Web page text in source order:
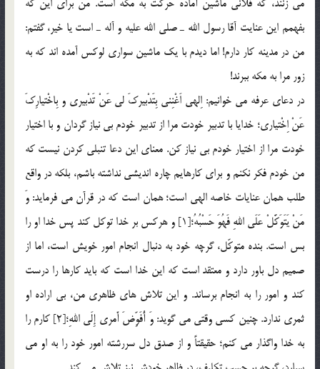
مي زنند، كه فلاني ماشين آماده حركت به مكه است. من براي اين كه
بفهمم اين عنايت آقا رسول الله ـ صلي الله عليه و آله ـ است يا خير، گفتم:
من در مدينه كار دارم! اما ديدم با يك ماشين سواري لوكس آمده اند كه به
زور مرا به مكه ببرند!
در دعاي عرفه مي خوانيم: اِلهي اَغْنِني بِتَدْبيركَ لي عَنْ تَدْبيري و بِاخْتيارِكَ
عَنْ اِخْتياري؛ خدايا با تدبير خودت مرا از تدبير خودم بي نياز گردان و با اختيار
خودت مرا از اختيار خودم بي نياز كن. معناي اين دعا تنبلي كردن نيست كه
من خودم فكر نكنم و براي كارهايم چاره انديشي نداشته باشم، بلكه در واقع
طلب همان عنايات خاصه الهي است؛ همان است كه در قرآن مي فرمايد: وَ
مَنْ يَتَوَكَّلْ عَلَي اللهِ فَهُوَ حَسْبُهُ؛[1] و هركس بر خدا توكل كند پس خدا او را
بس است. بنده متوكّل، گرچه خود به دنبال انجام امور خويش است، اما از
صميم دل باور دارد و معتقد است كه اين خدا است كه بايد كارها را درست
كند و امور را به انجام برساند. و اين تلاش هاي ظاهري من، بي اراده او
ثمري ندارد. چنين كسي وقتي مي گويد: وَ أُفَوِّضَ أَمري إِلَي اللهِ؛[2] كارم را
به خدا واگذار مي كنم؛ حقيقتاً و از صدق دل سررشته امور خود را به او مي